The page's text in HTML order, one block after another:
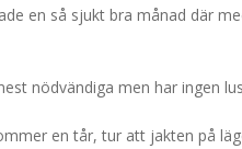
en så sjukt bra månad där
nödvändiga men har ingen
en tår, tur att jakten på